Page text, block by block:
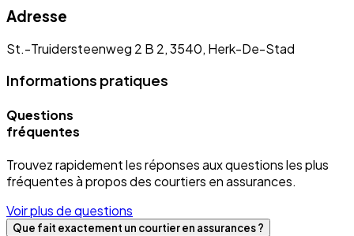
Adresse
St.-Truidersteenweg 2 B 2, 3540, Herk-De-Stad
Informations pratiques
Questions
fréquentes
Trouvez rapidement les réponses aux questions les plus
fréquentes à propos des courtiers en assurances.
Voir plus de questions
Que fait exactement un courtier en assurances ?